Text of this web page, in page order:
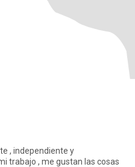
trabajo , me gustan las cosas